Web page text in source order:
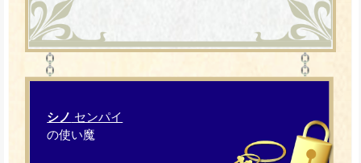
シノ センパイ
の使い魔